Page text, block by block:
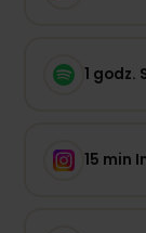
1 godz.
15 min